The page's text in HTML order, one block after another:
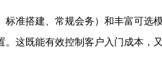
准搭建、常规会务）和丰富可选
这既能有效控制客户入门成本，